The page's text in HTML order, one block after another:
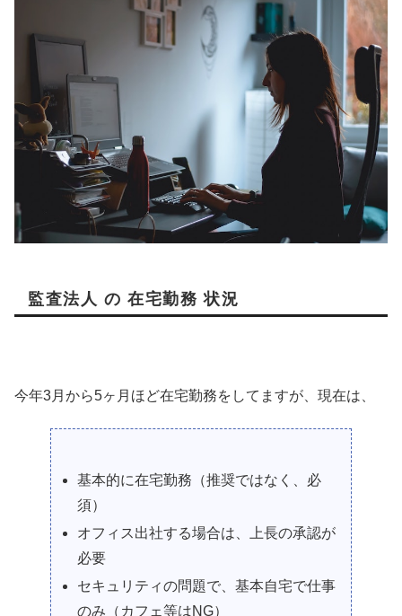
監査法人 の 在宅勤務 状況
今年3月から5ヶ月ほど在宅勤務をしてますが、現在は、
基本的に在宅勤務（推奨ではなく、必
須）
オフィス出社する場合は、上長の承認が
必要
セキュリティの問題で、基本自宅で仕事
のみ（カフェ等はNG）